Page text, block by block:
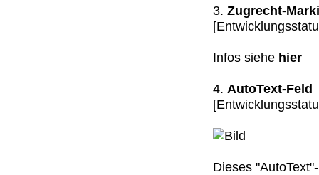
3. Zugrecht-
Infos siehe hier
4. AutoText-Feld
Dieses